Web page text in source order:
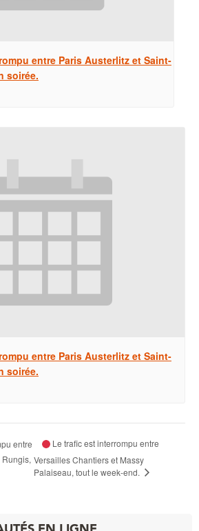
entre Paris Austerlitz et Saint-
soirée.
entre Paris Austerlitz et Saint-
soirée.
entre
Le trafic est interrompu entre
Versailles Chantiers et Massy
Palaiseau, tout le week-end.